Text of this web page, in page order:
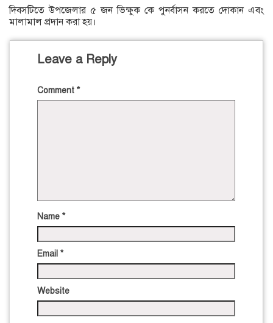
দিবসটিতে উপজেলার ৫ জন ভিক্ষুক কে পুনর্বাসন করতে দোকান এবং
মালামাল প্রদান করা হয়।
Leave a Reply
Comment *
Name *
Email *
Website